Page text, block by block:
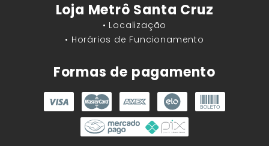
Loja Metrô Santa Cruz
• Localização
• Horários de Funcionamento
Formas de pagamento